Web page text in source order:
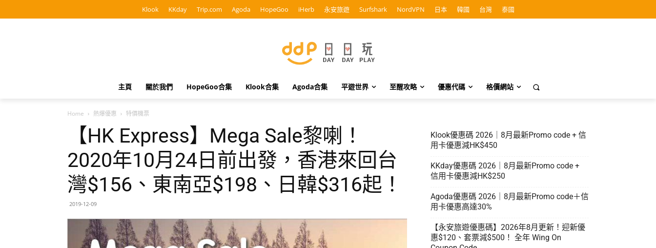
Klook KKday Trip.com Agoda HopeGoo iHerb 永安旅遊 Surfshark NordVPN 日本 韓國 台灣 泰國
主頁 關於我們 HopeGoo合集 Klook合集 Agoda合集 平遊世界 至醒攻略 優惠代碼 格價網站
Home 熱爆優惠 特價機票
【HK Express】Mega Sale黎喇！
2020年10月24日前出發，香港來回台
灣$156、東南亞$198、日韓$316起！
2019-12-09
Klook優惠碼 2026｜8月最新Promo code + 信
用卡優惠減HK$450
KKday優惠碼 2026｜8月最新Promo code +
信用卡優惠減HK$250
Agoda優惠碼 2026｜8月最新Promo code＋信
用卡優惠高達30%
【永安旅遊優惠碼】2026年8月更新！迎新優
惠$120、套票減$500！ 全年 Wing On